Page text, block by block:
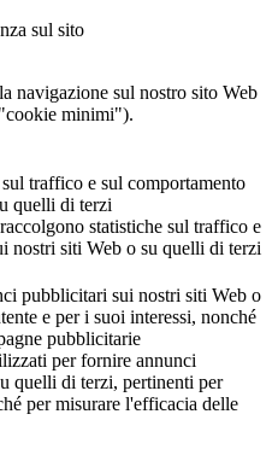
sul sito
navigazione sul nostro sito Web
minimi").
traffico e sul comportamento
quelli di terzi
statistiche sul traffico e
nostri siti Web o su quelli di terzi
pubblicitari sui nostri siti Web o
e per i suoi interessi, nonché
pubblicitarie
per fornire annunci
quelli di terzi, pertinenti per
per misurare l'efficacia delle